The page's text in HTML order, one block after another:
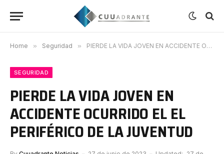
Home » Seguridad » PIERDE LA VIDA JOVEN EN ACCIDENTE OCURRIDO EL EL PERIFÉRICO DE LA JUVENTUD
SEGURIDAD
PIERDE LA VIDA JOVEN EN
ACCIDENTE OCURRIDO EL EL
PERIFÉRICO DE LA JUVENTUD